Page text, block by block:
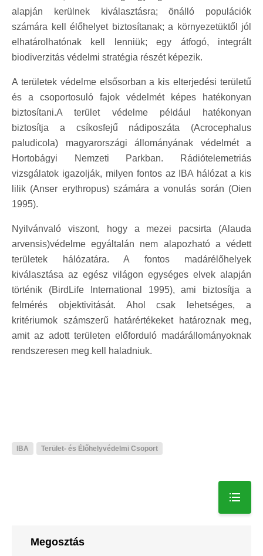
alapján kerülnek kiválasztásra; önálló populációk
számára kell élőhelyet biztosítanak; a környezetüktől jól
elhatárolhatónak kell lenniük; egy átfogó, integrált
biodiverzitás védelmi stratégia részét képezik.
A területek védelme elsősorban a kis elterjedési területű
és a csoportosuló fajok védelmét képes hatékonyan
biztosítani.A terület védelme például hatékonyan
biztosítja a csíkosfejű nádiposzáta (Acrocephalus
paludicola) magyarországi állományának védelmét a
Hortobágyi Nemzeti Parkban. Rádiótelemetriás
vizsgálatok igazolják, milyen fontos az IBA hálózat a kis
lilik (Anser erythropus) számára a vonulás során (Oien
1995).
Nyilvánvaló viszont, hogy a mezei pacsirta (Alauda
arvensis)védelme egyáltalán nem alapozható a védett
területek hálózatára. A fontos madárélőhelyek
kiválasztása az egész világon egységes elvek alapján
történik (BirdLife International 1995), ami biztosítja a
felmérés objektivitását. Ahol csak lehetséges, a
kritériumok számszerű határértékeket határoznak meg,
amit az adott területen előforduló madárállományoknak
rendszeresen meg kell haladniuk.
IBA Terület- és Élőhelyvédelmi Csoport
Megosztás